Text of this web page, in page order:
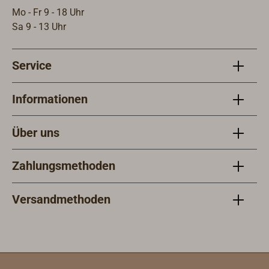
Mo - Fr 9 - 18 Uhr
Sa 9 - 13 Uhr
Service
Informationen
Über uns
Zahlungsmethoden
Versandmethoden